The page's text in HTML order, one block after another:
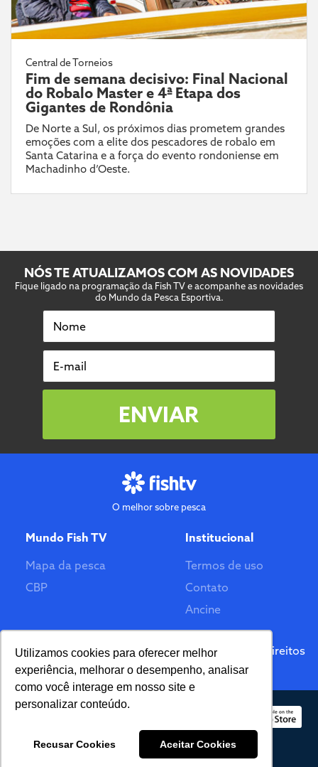
Utilizamos cookies para oferecer melhor
experiência, melhorar o desempenho, analisar
como você interage em nosso site e
personalizar conteúdo.
Recusar Cookies Aceitar Cookies
Central de Torneios
Fim de semana decisivo: Final Nacional
do Robalo Master e 4ª Etapa dos
Gigantes de Rondônia
De Norte a Sul, os próximos dias prometem grandes
emoções com a elite dos pescadores de robalo em
Santa Catarina e a força do evento rondoniense em
Machadinho d’Oeste.
NÓS TE ATUALIZAMOS COM AS NOVIDADES
Fique ligado na programação da Fish TV e acompanhe as novidades
do Mundo da Pesca Esportiva.
Nome
E-mail
ENVIAR
O melhor sobre pesca
Mundo Fish TV
Mapa da pesca
CBP
Institucional
Termos de uso
Contato
Ancine
Feito por
© 2026 Fish TV - Todos Direitos
Reservados. Versão 2.0